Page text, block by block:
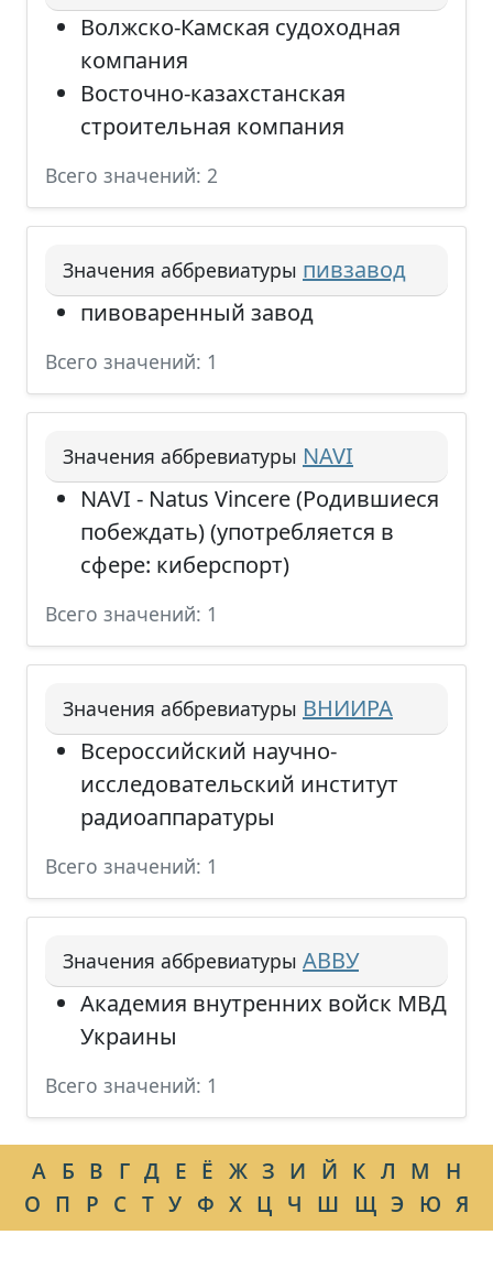
Волжско-Камская судоходная
компания
Восточно-казахстанская
строительная компания
Всего значений: 2
Значения аббревиатуры пивзавод
пивоваренный завод
Всего значений: 1
Значения аббревиатуры NAVI
NAVI - Natus Vincere (Родившиеся
побеждать) (употребляется в
сфере: киберспорт)
Всего значений: 1
Значения аббревиатуры ВНИИРА
Всероссийский научно-
исследовательский институт
радиоаппаратуры
Всего значений: 1
Значения аббревиатуры АВВУ
Академия внутренних войск МВД
Украины
Всего значений: 1
А Б В Г Д Е Ё Ж З И Й К Л М
Н
О П Р С Т У Ф Х Ц Ч Ш Щ Э Ю Я